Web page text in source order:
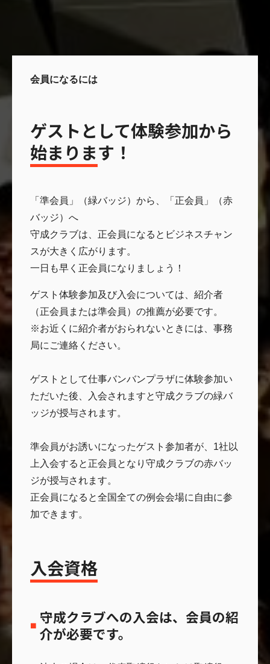
会員になるには
ゲストとして体験参加から
始まります！
「準会員」（緑バッジ）から、「正会員」（赤
バッジ）へ
守成クラブは、正会員になるとビジネスチャン
スが大きく広がります。
一日も早く正会員になりましょう！
ゲスト体験参加及び入会については、紹介者
（正会員または準会員）の推薦が必要です。
※お近くに紹介者がおられないときには、事務
局にご連絡ください。
ゲストとして仕事バンバンプラザに体験参加い
ただいた後、入会されますと守成クラブの緑バ
ッジが授与されます。
準会員がお誘いになったゲスト参加者が、1社以
上入会すると正会員となり守成クラブの赤バッ
ジが授与されます。
正会員になると全国全ての例会会場に自由に参
加できます。
入会資格
守成クラブへの入会は、会員の紹
介が必要です。